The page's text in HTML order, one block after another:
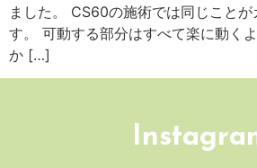
ました。 CS60の施術では同じことが
す。 可動する部分はすべて楽に動く
か […]